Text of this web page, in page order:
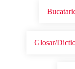
Glosar/